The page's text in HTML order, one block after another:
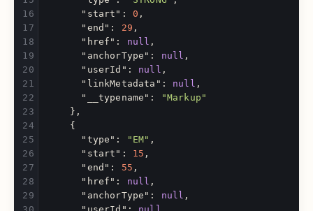
"start" : 0 ,
"end" : 29 ,
"href" : null ,
"anchorType" : null ,
"userId" : null ,
"linkMetadata" : null ,
"__typename" :
"Markup"
},
{
"type" : "EM" ,
"start" : 15 ,
"end" : 55 ,
"href" : null ,
"anchorType" : null ,